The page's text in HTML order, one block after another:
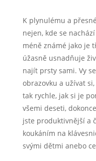
K plynulému a
nejen, kde se
méně známé jako je
úžasně usnadňuje
najít prsty sami. Vy
obrazovku a užívat
tak rychle, jak si je
všemi deseti,
jste produktivnější a
koukáním na
svými dětmi anebo